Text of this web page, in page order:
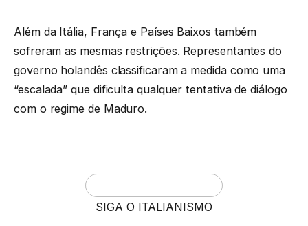
Além da Itália, França e Países Baixos também
sofreram as mesmas restrições. Representantes do
governo holandês classificaram a medida como uma
“escalada” que dificulta qualquer tentativa de diálogo
com o regime de Maduro.
SIGA O ITALIANISMO